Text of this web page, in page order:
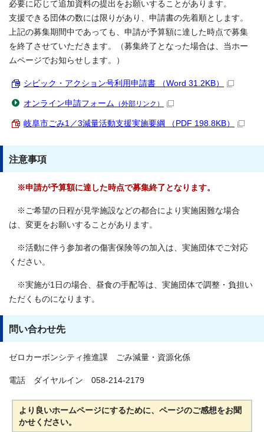
必要に応じて追加資料の提出をお願いすることがあります。
支援できる団体の数には限りがあり、申請書の先着順とします。
上記の募集期間中であっても、申請が予算額に達した時点で募集
を終了させていただきます。（募集終了となった場合は、当ホー
ムページでお知らせします。）
シビック・アクション号利用申請書 （Word 31.2KB）
オンライン申請フォーム （外部リンク）
岐阜市ごみ1／3減量活動支援実施要綱 （PDF 198.8KB）
注意事項
※申請が予算額に達した時点で募集終了となります。
※ご希望の日程が見学施設などの都合により実施困難な場合
は、変更をお願いすることがあります。
※活動に伴う参加者の傷害保険等の加入は、実施団体でご対応
ください。
※実施が1日の場合、昼食の手配等は、実施団体で調整・負担い
ただくものになります。
問い合わせ先
ゼロカーボンシティ推進課 ごみ減量・資源化係
電話 ダイヤルイン 058-214-2179
より良いホームページにするために、ページのご感想をお聞
かせください。